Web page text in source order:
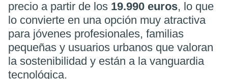
precio a partir de los 19.990 euros, lo que
lo convierte en una opción muy atractiva
para jóvenes profesionales, familias
pequeñas y usuarios urbanos que valoran
la sostenibilidad y están a la vanguardia
tecnológica.